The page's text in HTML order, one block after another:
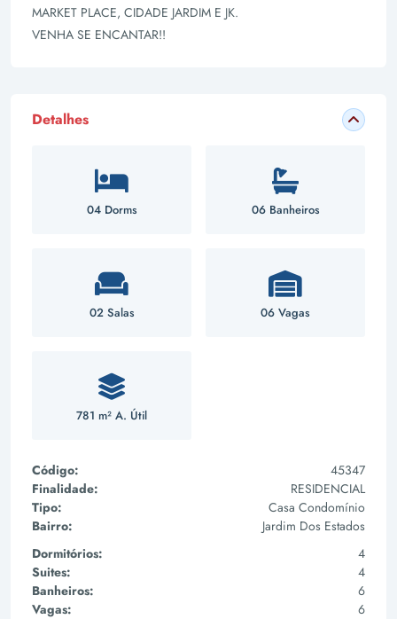
MARKET PLACE, CIDADE JARDIM E JK.
VENHA SE ENCANTAR!!
Detalhes
04 Dorms 06 Banheiros
02 Salas 06 Vagas
781 m² A. Útil
Código:
45347
Finalidade:
RESIDENCIAL
Tipo:
Casa Condomínio
Bairro:
Jardim Dos Estados
Dormitórios:
4
Suites:
4
Banheiros:
6
Vagas:
6